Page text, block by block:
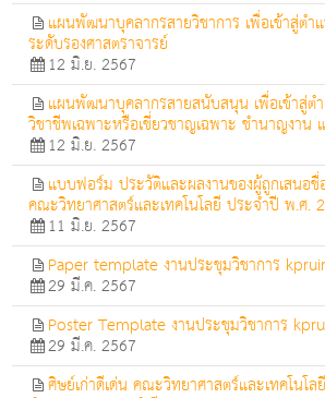
แผนพัฒนาบุคลากรสายวิชาการ เพื่อเข้าสู่ตำ
ระดับรองศาสตราจารย์
12 มิ.ย. 2567
แผนพัฒนาบุคลากรสายสนับสนุน เพื่อเข้าสู่ต
วิชาชีพเฉพาะหรือเชี่ยวชาญเฉพาะ ชำนาญงาน
12 มิ.ย. 2567
แบบฟอร์ม ประวัติและผลงานของผู้ถูกเสนอชื่
คณะวิทยาศาสตร์และเทคโนโลยี ประจำปี พ.ศ.
11 มิ.ย. 2567
Paper template งานประชุมวิชาการ
29 มี.ค. 2567
Poster Template งานประชุมวิชาการ
29 มี.ค. 2567
ศิษย์เก่าดีเด่น คณะวิทยาศาสตร์และเทคโนโ